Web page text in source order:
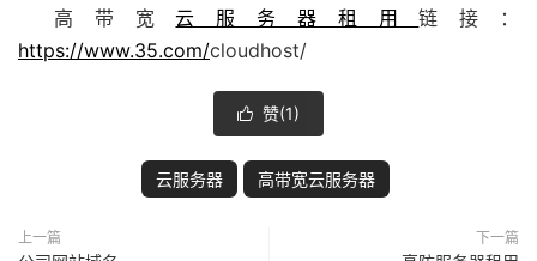
高带宽云服务器租用链接：
https://www.35.com/cloudhost/
 赞(1)
云服务器 高带宽云服务器
上一篇 下一篇